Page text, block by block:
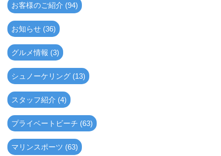
お客様のご紹介 (94)
お知らせ (36)
グルメ情報 (3)
シュノーケリング (13)
スタッフ紹介 (4)
プライベートビーチ (63)
マリンスポーツ (63)